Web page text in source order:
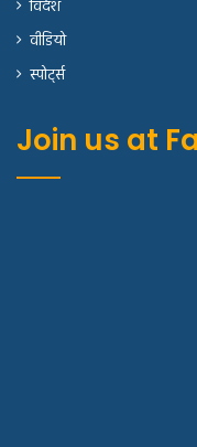
विदेश
वीडियो
स्पोर्ट्स
Join us at